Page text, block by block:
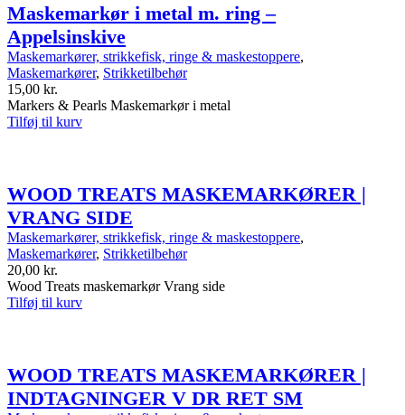
Maskemarkør i metal m. ring –
Appelsinskive
Maskemarkører, strikkefisk, ringe & maskestoppere,
Maskemarkører, Strikketilbehør
15,00 kr.
Markers & Pearls Maskemarkør i metal
Tilføj til kurv
WOOD TREATS MASKEMARKØRER |
VRANG SIDE
Maskemarkører, strikkefisk, ringe & maskestoppere,
Maskemarkører, Strikketilbehør
20,00 kr.
Wood Treats maskemarkør Vrang side
Tilføj til kurv
WOOD TREATS MASKEMARKØRER |
INDTAGNINGER V DR RET SM